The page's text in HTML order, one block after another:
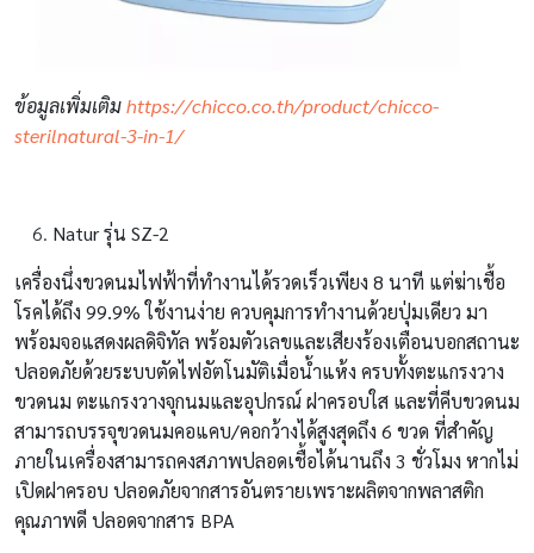
ข้อมูลเพิ่มเติมhttps://chicco.co.th/product/chicco-
sterilnatural-3-in-1/
Natur รุ่น SZ-2
เครื่องนึ่งขวดนมไฟฟ้าที่ทำงานได้รวดเร็วเพียง 8 นาที แต่ฆ่าเชื้อ
โรคได้ถึง 99.9% ใช้งานง่าย ควบคุมการทำงานด้วยปุ่มเดียว มา
พร้อมจอแสดงผลดิจิทัล พร้อมตัวเลขและเสียงร้องเตือนบอกสถานะ
ปลอดภัยด้วยระบบตัดไฟอัตโนมัติเมื่อน้ำแห้ง ครบทั้งตะแกรงวาง
ขวดนม ตะแกรงวางจุกนมและอุปกรณ์ ฝาครอบใส และที่คีบขวดนม
สามารถบรรจุขวดนมคอแคบ/คอกว้างได้สูงสุดถึง 6 ขวด ที่สำคัญ
ภายในเครื่องสามารถคงสภาพปลอดเชื้อได้นานถึง 3 ชั่วโมง หากไม่
เปิดฝาครอบ ปลอดภัยจากสารอันตรายเพราะผลิตจากพลาสติก
คุณภาพดี ปลอดจากสาร BPA